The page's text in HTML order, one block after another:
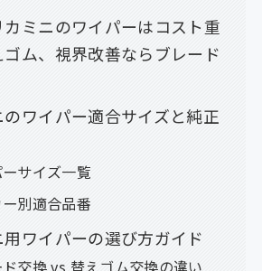
ミニのワイパーはコスト重
ム、視界改善ならブレード
ワイパー適合サイズと純正
サイズ一覧
別適合品番
ワイパーの選び方ガイド
交換 vs 替えゴム交換の違い